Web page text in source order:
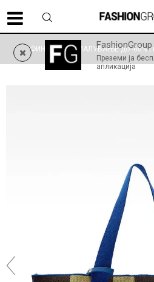
Преземи ја
апликација
ФИНАЛНО НАМАЛУВАЊЕ до -60% |